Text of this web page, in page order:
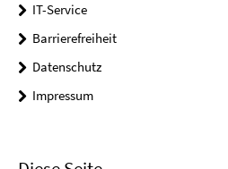
IT-Service
Barrierefreiheit
Datenschutz
Impressum